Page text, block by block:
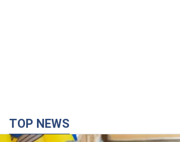
TOP NEWS